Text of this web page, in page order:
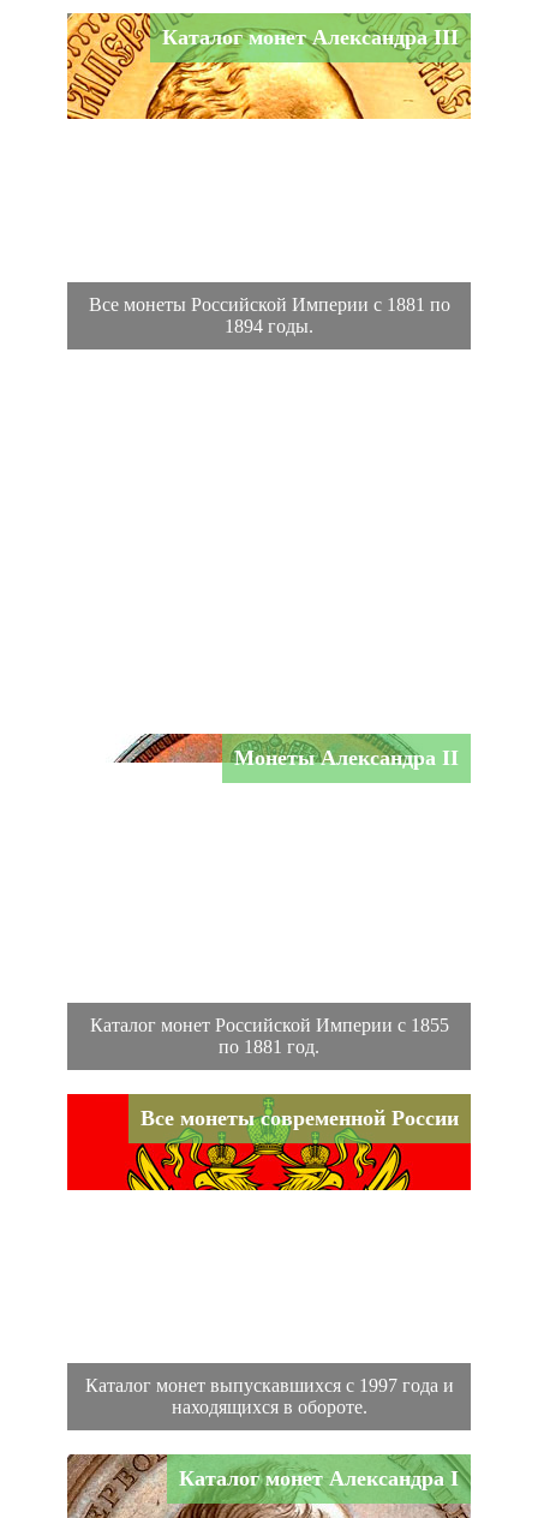
Каталог монет Александра III
Все монеты Российской Империи с 1881 по
1894 годы.
Монеты Александра II
Каталог монет Российской Империи с 1855
по 1881 год.
Все монеты современной России
Каталог монет выпускавшихся с 1997 года и
находящихся в обороте.
Каталог монет Александра I